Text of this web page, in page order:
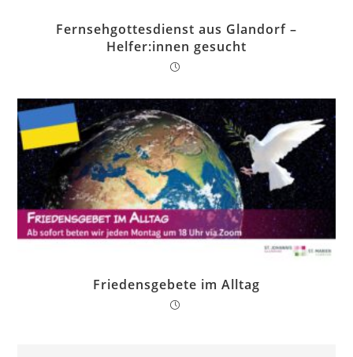
Fernsehgottesdienst aus Glandorf –
Helfer:innen gesucht
Friedensgebete im Alltag